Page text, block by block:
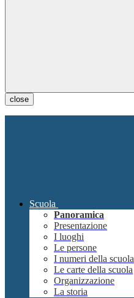
close
Scuola
Panoramica
Presentazione
I luoghi
Le persone
I numeri della scuola
Le carte della scuola
Organizzazione
La storia